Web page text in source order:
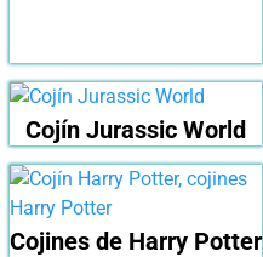
Cojín Jurassic World
Cojines de Harry Potter